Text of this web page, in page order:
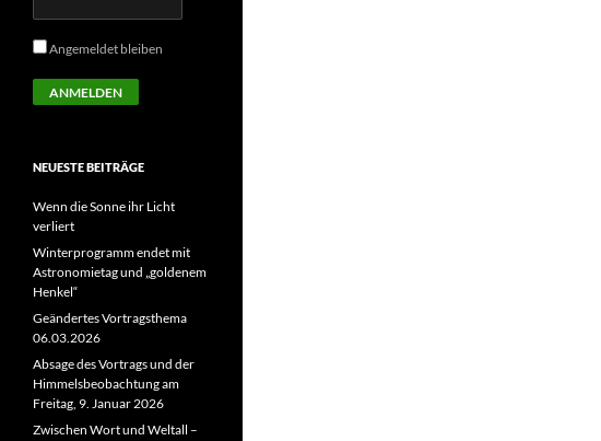
Angemeldet bleiben
NEUESTE BEITRÄGE
Wenn die Sonne ihr Licht
verliert
Winterprogramm endet mit
Astronomietag und „goldenem
Henkel“
Geändertes Vortragsthema
06.03.2026
Absage des Vortrags und der
Himmelsbeobachtung am
Freitag, 9. Januar 2026
Zwischen Wort und Weltall –